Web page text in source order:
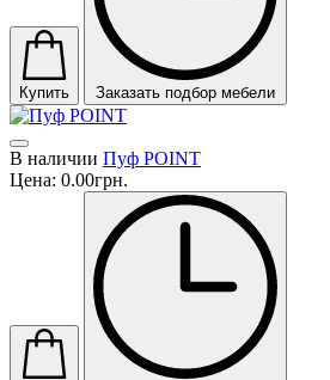
Купить Заказать подбор мебели
В наличии Пуф POINT
Цена: 0.00грн.